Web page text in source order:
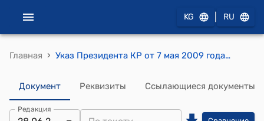
KG RU
Главная › Указ Президента КР от 7 мая 2009 года УП № 226 "О внесении изменения в Указ Президента Кыргызской Республики "О компенсационных выплатах пенсионерам в связи с повышением тарифов на электрическую энергию" от 5 июня 2008 года"
Документ Реквизиты Ссылающиеся документы
Редакция